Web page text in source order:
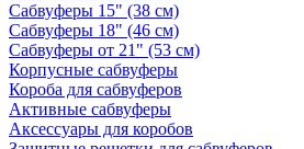
Сабвуферы 15" (38 см)
Сабвуферы 18" (46 см)
Сабвуферы от 21" (53 см)
Корпусные сабвуферы
Короба для сабвуферов
Активные сабвуферы
Аксессуары для коробов